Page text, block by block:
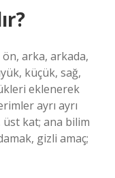
ön, arka, arkada,
küçük, sağ,
eklenerek
ayrı ayrı
üst kat; ana bilim
gizli amaç;